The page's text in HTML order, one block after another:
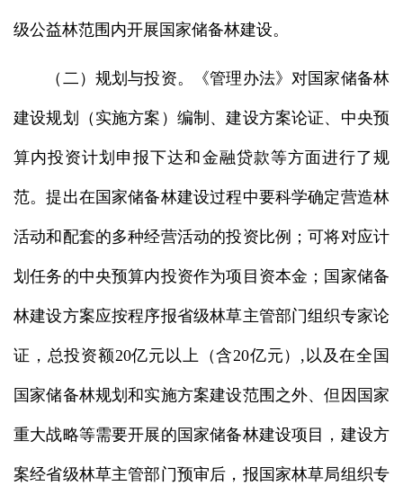
级公益林范围内开展国家储备林建设。
（二）规划与投资。《管理办法》对国家储备林
建设规划（实施方案）编制、建设方案论证、中央预
算内投资计划申报下达和金融贷款等方面进行了规
范。提出在国家储备林建设过程中要科学确定营造林
活动和配套的多种经营活动的投资比例；可将对应计
划任务的中央预算内投资作为项目资本金；国家储备
林建设方案应按程序报省级林草主管部门组织专家论
证，总投资额20亿元以上（含20亿元）,以及在全国
国家储备林规划和实施方案建设范围之外、但因国家
重大战略等需要开展的国家储备林建设项目，建设方
案经省级林草主管部门预审后，报国家林草局组织专